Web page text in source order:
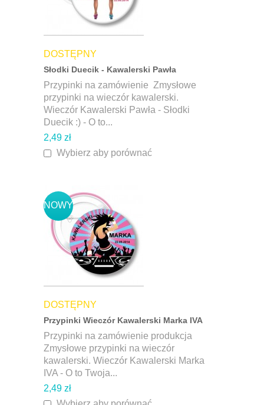
DOSTĘPNY
Słodki Duecik - Kawalerski Pawła
Przypinki na zamówienie Zmysłowe
przypinki na wieczór kawalerski.
Wieczór Kawalerski Pawła - Słodki
Duecik :) - O to...
2,49 zł
Wybierz aby porównać
NOWY
DOSTĘPNY
Przypinki Wieczór Kawalerski Marka IVA
Przypinki na zamówienie produkcja
Zmysłowe przypinki na wieczór
kawalerski. Wieczór Kawalerski Marka
IVA - O to Twoja...
2,49 zł